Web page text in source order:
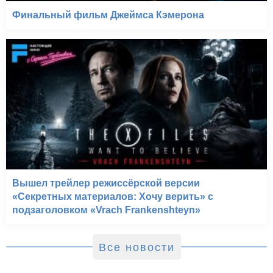
Финальный фильм Джеймса Кэмерона
Вышел трейлер режиссёрской версии
«Секретных материалов: Хочу верить» с
подзаголовком «Vrach Frankenshteyn»
Все новости